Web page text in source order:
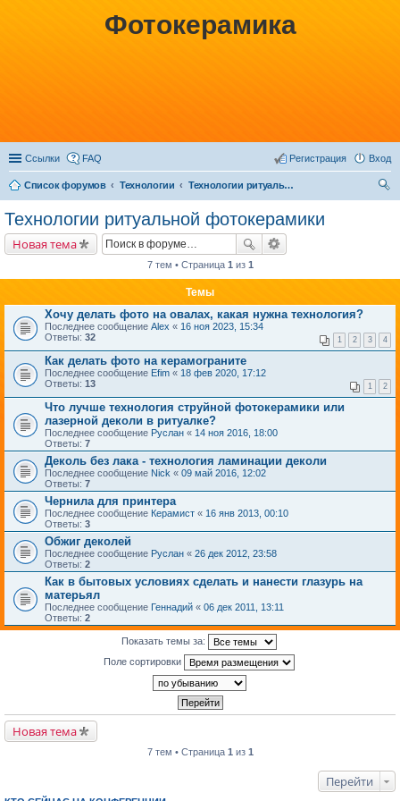
Фотокерамика
Ссылки FAQ Вход
Регистрация
Список форумов Технологии
Технологии ритуальной фотокерамики
Технологии ритуальной фотокерамики
Новая тема
7 тем • Страница 1 из 1
Темы
Хочу делать фото на овалах, какая нужна технология?
Последнее сообщение Alex « 16 ноя 2023, 15:34
Ответы: 32 1 2 3 4
Как делать фото на керамограните
Последнее сообщение Efim « 18 фев 2020, 17:12
Ответы: 13 1 2
Что лучше технология струйной фотокерамики или
лазерной деколи в ритуалке?
Последнее сообщение Руслан « 14 ноя 2016, 18:00
Ответы: 7
Деколь без лака - технология ламинации деколи
Последнее сообщение Nick « 09 май 2016, 12:02
Ответы: 7
Чернила для принтера
Последнее сообщение Керамист « 16 янв 2013, 00:10
Ответы: 3
Обжиг деколей
Последнее сообщение Руслан « 26 дек 2012, 23:58
Ответы: 2
Как в бытовых условиях сделать и нанести глазурь на
матерьял
Последнее сообщение Геннадий « 06 дек 2011, 13:11
Ответы: 2
Показать темы за:
Поле сортировки
Новая тема
7 тем • Страница 1 из 1
Перейти